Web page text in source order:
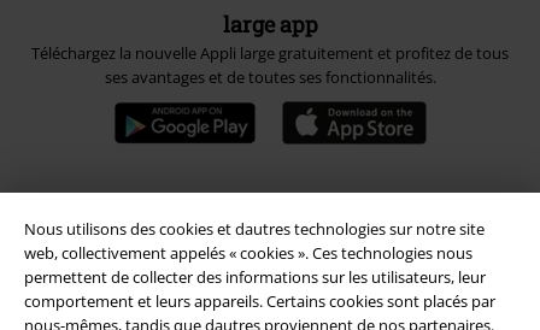
Nous utilisons des cookies et dautres technologies sur notre site
web, collectivement appelés « cookies ». Ces technologies nous
permettent de collecter des informations sur les utilisateurs, leur
comportement et leurs appareils. Certains cookies sont placés par
nous-mêmes, tandis que dautres proviennent de nos partenaires.
large app
Téléchargez la nouvelle Appli large gratuitement et profitez de tous
ses avantages et de toutes ses fonctionnalités.
A Warner Music Group Company